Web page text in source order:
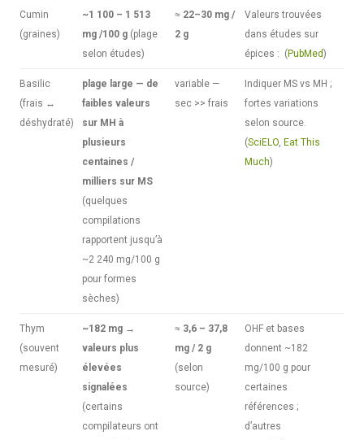
Cumin
(graines)
~1 100 – 1 513
mg /100 g (plage
selon études)
≈ 22–30 mg /
2 g
Valeurs trouvées
dans études sur
épices : ( PubMed)
Basilic
(frais ↔
déshydraté)
plage large — de
faibles valeurs
sur MH à
plusieurs
centaines /
milliers sur MS
(quelques
compilations
rapportent jusqu’à
~2 240 mg/100 g
pour formes
sèches)
variable —
sec >> frais
Indiquer MS vs MH ;
fortes variations
selon source.
(SciELO, Eat This
Much)
Thym
(souvent
mesuré)
~182 mg →
valeurs plus
élevées
signalées
(certains
compilateurs ont
≈ 3,6 – 37,8
mg / 2 g
(selon
source)
OHF et bases
donnent ~182
mg/100 g pour
certaines
références ;
d’autres